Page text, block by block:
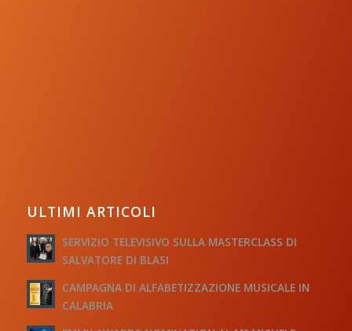
ULTIMI ARTICOLI
SERVIZIO TELEVISIVO SULLA MASTERCLASS DI
SALVATORE DI BLASI
CAMPAGNA DI ALFABETIZZAZIONE MUSICALE IN
CALABRIA